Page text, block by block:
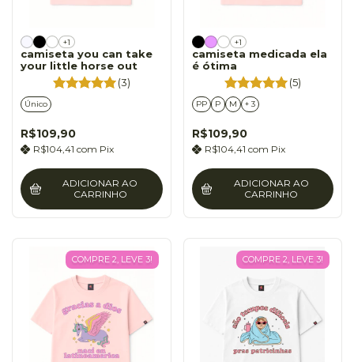
+1
camiseta you can take
your little horse out
(3)
Único
R$109,90
R$104,41 com Pix
ADICIONAR AO
CARRINHO
+1
camiseta medicada ela
é ótima
(5)
PP P M + 3
R$109,90
R$104,41 com Pix
ADICIONAR AO
CARRINHO
COMPRE 2, LEVE 3! COMPRE 2, LEVE 3!